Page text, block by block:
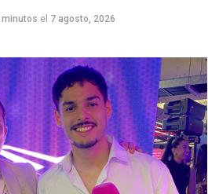
minutos el 7 agosto, 2026